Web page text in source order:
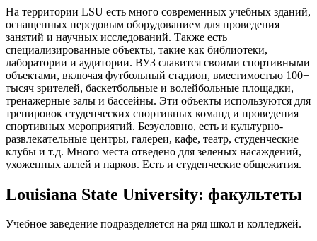
На территории LSU есть много современных учебных зданий,
оснащенных передовым оборудованием для проведения
занятий и научных исследований. Также есть
специализированные объекты, такие как библиотеки,
лаборатории и аудитории. ВУЗ славится своими спортивными
объектами, включая футбольный стадион, вместимостью 100+
тысяч зрителей, баскетбольные и волейбольные площадки,
тренажерные залы и бассейны. Эти объекты используются для
тренировок студенческих спортивных команд и проведения
спортивных мероприятий. Безусловно, есть и культурно-
развлекательные центры, галереи, кафе, театр, студенческие
клубы и т.д. Много места отведено для зеленых насаждений,
ухоженных аллей и парков. Есть и студенческие общежития.
Louisiana State University: факультеты
Учебное заведение подразделяется на ряд школ и колледжей.